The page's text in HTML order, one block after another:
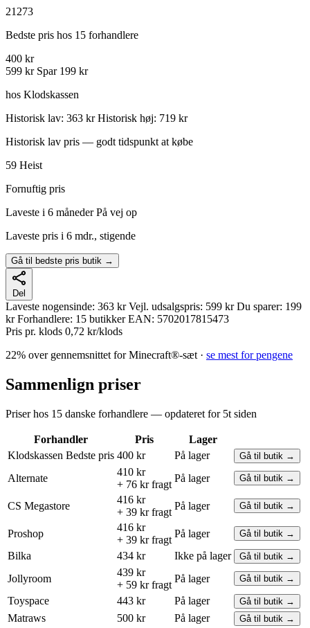
21273
Bedste pris hos 15 forhandlere
400 kr
599 kr Spar 199 kr
hos Klodskassen
Historisk lav: 363 kr Historisk høj: 719 kr
Historisk lav pris — godt tidspunkt at købe
59 Heist
Fornuftig pris
Laveste i 6 måneder På vej op
Laveste pris i 6 mdr., stigende
Gå til bedste pris butik →
Del
Laveste nogensinde: 363 kr Vejl. udsalgspris: 599 kr Du sparer: 199
kr Forhandlere: 15 butikker EAN: 5702017815473
Pris pr. klods 0,72 kr/klods
22% over gennemsnittet for Minecraft®-sæt · se mest for pengene
Sammenlign priser
Priser hos 15 danske forhandlere — opdateret for 5t siden
Forhandler Pris
Lager
Klodskassen Bedste pris 400 kr På lager Gå til butik →
Alternate
410 kr
+ 76 kr fragt
På lager Gå til butik →
CS Megastore
416 kr
+ 39 kr fragt
På lager Gå til butik →
Proshop
416 kr
+ 39 kr fragt
På lager Gå til butik →
Bilka 434 kr Ikke på lager Gå til butik →
Jollyroom
439 kr
+ 59 kr fragt
På lager Gå til butik →
Toyspace 443 kr På lager Gå til butik →
Matraws 500 kr På lager Gå til butik →